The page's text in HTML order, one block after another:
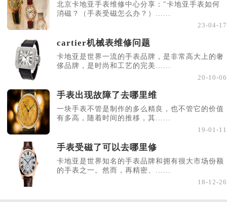
北京卡地亚手表维修中心分享："卡地亚手表如何
消磁？（手表受磁怎么办？）......
23-04-17
cartier机械表维修问题
卡地亚是世界一流的手表品牌，是非常高大上的奢
侈品牌，是时尚和工艺的完美......
20-10-06
手表出现故障了去哪里维
一块手表不管是制作的多么精良，也不管它的价值
有多高，随着时间的推移，其......
19-01-11
手表受磁了可以去哪里修
卡地亚是世界知名的手表品牌和拥有很大市场份额
的手表之一。然而，再精密、......
18-12-26